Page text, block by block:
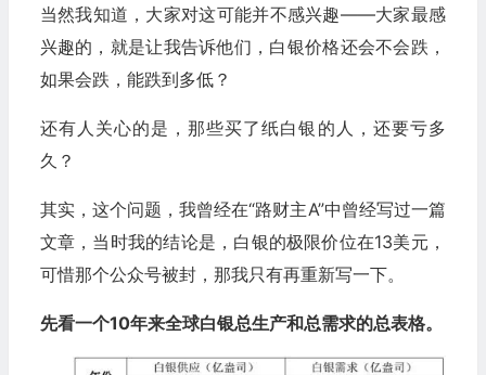
当然我知道，大家对这可能并不感兴趣——大家最感
兴趣的，就是让我告诉他们，白银价格还会不会跌，
如果会跌，能跌到多低？
还有人关心的是，那些买了纸白银的人，还要亏多
久？
其实，这个问题，我曾经在“路财主A”中曾经写过一篇
文章，当时我的结论是，白银的极限价位在13美元，
可惜那个公众号被封，那我只有再重新写一下。
先看一个10年来全球白银总生产和总需求的总表格。